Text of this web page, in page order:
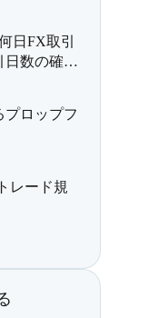
日FX取引
日数の確認
プロップフ
レード規